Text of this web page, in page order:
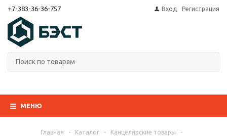
+7-383-36-36-757 Вход Регистрация
МЕНЮ
Главная - Каталог - Канцелярские товары
-